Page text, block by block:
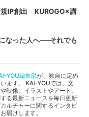
規IP創出 KUROGO×講
なった人へ──それでも
YOU編集部が、独自に定め
ます。 KAI-YOUでは、文
映像、イラストやアート、
る最新ニュースを毎日更新
ルチャーに関するインタビ
届けします。